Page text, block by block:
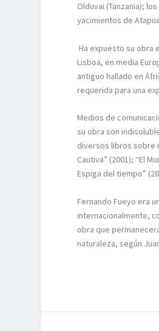
Olduvai (Tanzania);
yacimientos de
Ha expuesto su obra
Lisboa, en media
antiguo hallado en
requerida para una
Medios de
su obra son
diversos libros sobre
Cautiva” (2001); “El
Espiga del tiempo”
Fernando Fueyo era
internacionalmente,
obra que
naturaleza, según